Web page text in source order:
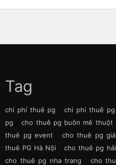
Tag
chi phí thuê pg chi phí thuê
pg
cho thuê pg buôn mê thuột
thuê pg event
cho thuê pg
thuê PG Hà Nội
cho thuê pg
cho thuê pg nha trang
cho